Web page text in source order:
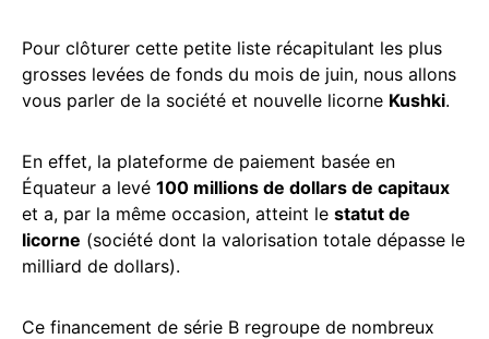
Pour clôturer cette petite liste récapitulant les plus
grosses levées de fonds du mois de juin, nous allons
vous parler de la société et nouvelle licorne Kushki.
En effet, la plateforme de paiement basée en
Équateur a levé 100 millions de dollars de capitaux
et a, par la même occasion, atteint le statut de
licorne (société dont la valorisation totale dépasse le
milliard de dollars).
Ce financement de série B regroupe de nombreux